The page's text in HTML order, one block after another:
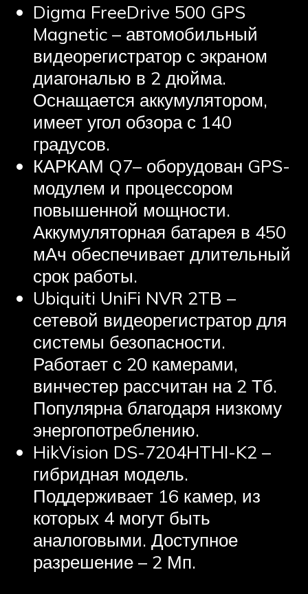
Digma FreeDrive 500 GPS
Magnetic – автомобильный
видеорегистратор с экраном
диагональю в 2 дюйма.
Оснащается аккумулятором,
имеет угол обзора с 140
градусов.
КАРКАМ Q7– оборудован GPS-
модулем и процессором
повышенной мощности.
Аккумуляторная батарея в 450
мАч обеспечивает длительный
срок работы.
Ubiquiti UniFi NVR 2TB –
сетевой видеорегистратор для
системы безопасности.
Работает с 20 камерами,
винчестер рассчитан на 2 Тб.
Популярна благодаря низкому
энергопотреблению.
HikVision DS-7204HTHI-K2 –
гибридная модель.
Поддерживает 16 камер, из
которых 4 могут быть
аналоговыми. Доступное
разрешение – 2 Мп.